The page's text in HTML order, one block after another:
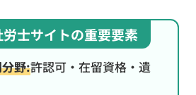
士サイトの重要要素
野:許認可・在留資格・遺